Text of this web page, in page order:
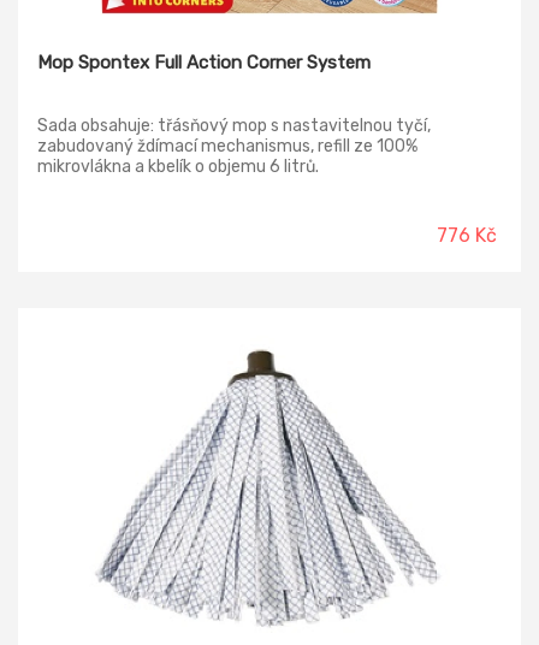
Mop Spontex Full Action Corner System
Sada obsahuje: třásňový mop s nastavitelnou tyčí,
zabudovaný ždímací mechanismus, refill ze 100%
mikrovlákna a kbelík o objemu 6 litrů.
776 Kč